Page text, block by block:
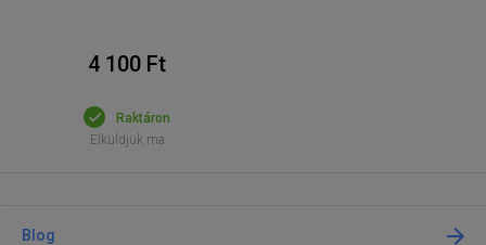
4 100 Ft
Raktáron
Elküldjük ma
Blog